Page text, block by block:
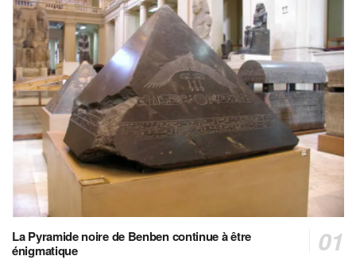
La Pyramide noire de Benben continue à être
énigmatique